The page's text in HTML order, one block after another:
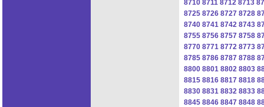
8710 8711 8712 8713
8725 8726 8727 8728
8740 8741 8742 8743
8755 8756 8757 8758
8770 8771 8772 8773
8785 8786 8787 8788
8800 8801 8802 8803
8815 8816 8817 8818
8830 8831 8832 8833
8845 8846 8847 8848